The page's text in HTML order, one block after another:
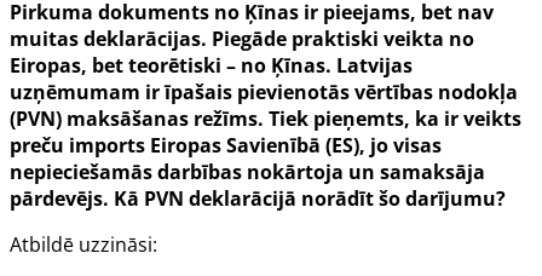
Pirkuma dokuments no Ķīnas ir pieejams, bet nav
muitas deklarācijas. Piegāde praktiski veikta no
Eiropas, bet teorētiski – no Ķīnas. Latvijas
uzņēmumam ir īpašais pievienotās vērtības nodokļa
(PVN) maksāšanas režīms. Tiek pieņemts, ka ir veikts
preču imports Eiropas Savienībā (ES), jo visas
nepieciešamās darbības nokārtoja un samaksāja
pārdevējs. Kā PVN deklarācijā norādīt šo darījumu?
Atbildē uzzināsi: